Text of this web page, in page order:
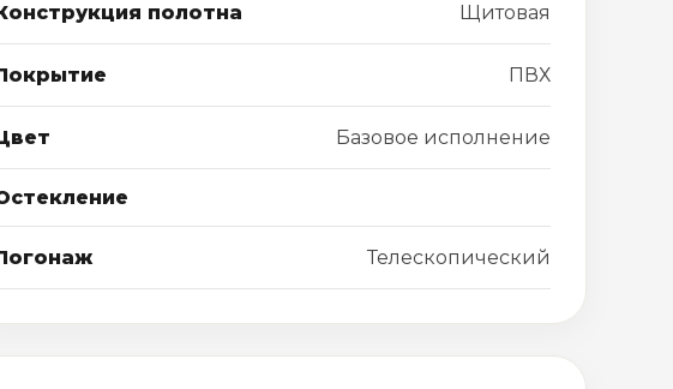
полотна Щитовая
ПВХ
Базовое исполнение
Телескопический